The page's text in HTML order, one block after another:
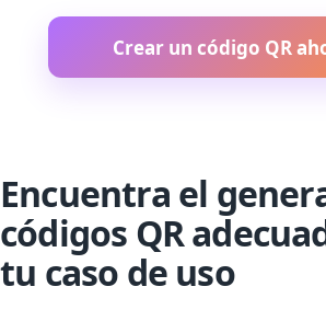
Crear un código QR
Encuentra el
códigos QR
tu caso de uso